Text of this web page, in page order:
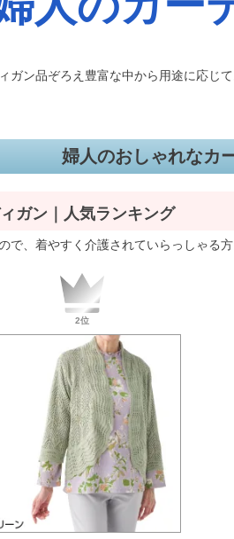
ガン品ぞろえ豊富な中から用途に応じて
婦人のおしゃれなカ
ガン｜人気ランキング
で、着やすく介護されていらっしゃる